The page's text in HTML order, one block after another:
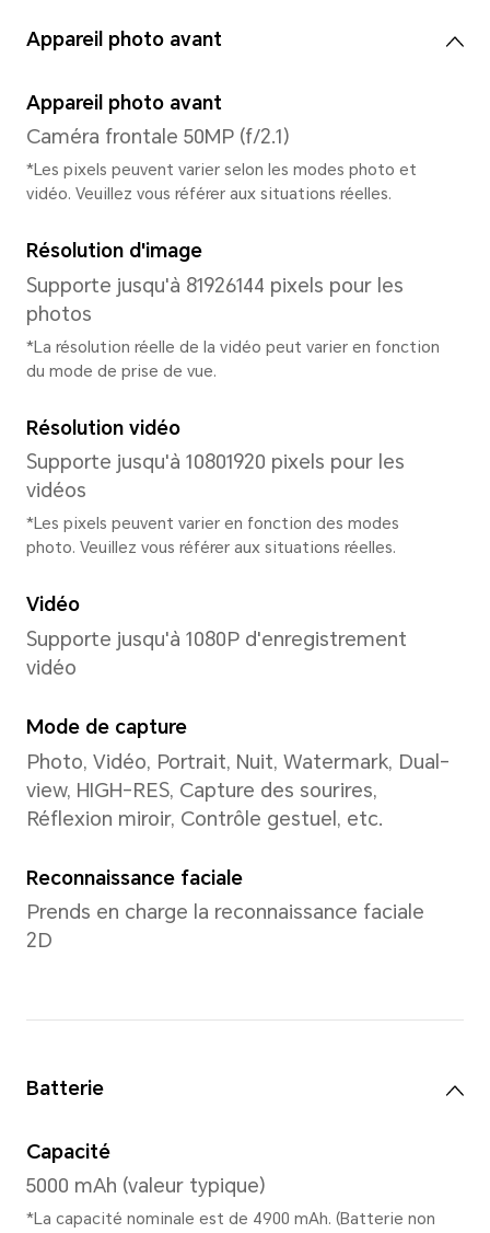
Gestes, navigation à trois
navigation
Système
Système d'exploitation
MagicOS 9.0 (Basé sur
Interface utilisateur
MagicOS 9.0
Mémoire
8GB+256GB